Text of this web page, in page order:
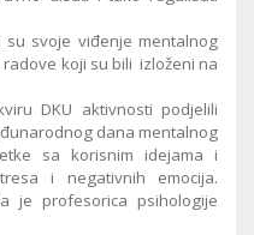
svoje viđenje mentalnog
koji su bili izloženi na
DKU aktivnosti podjelili
dana mentalnog
sa korisnim idejama i
i negativnih emocija.
je profesorica psihologije